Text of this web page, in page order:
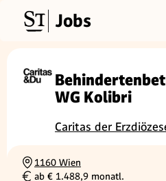
Jobs
WG Kolibri
Caritas der
Ortschaft
1160 Wien
ab € 1.488,9 monatl.